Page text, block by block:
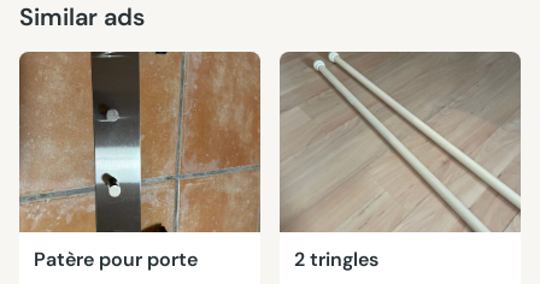
Similar ads
Patère pour porte 2 tringles